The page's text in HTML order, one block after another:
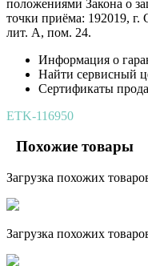
положениями Закона о
точки приёма: 192019, г.
лит. А, пом. 24.
Информация о
Найти сервисный
Сертификаты
ETK-116950
Похожие товары
Загрузка похожих
Загрузка похожих